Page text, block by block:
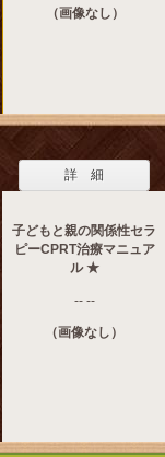
（画像なし）
詳 細
子どもと親の関係性セラ
ピーCPRT治療マニュア
ル ★
-- --
（画像なし）